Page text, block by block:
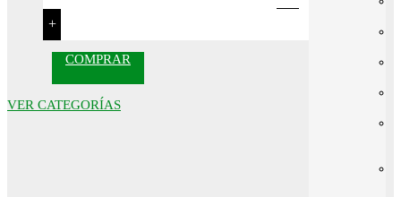
+
COMPRAR
VER CATEGORÍAS